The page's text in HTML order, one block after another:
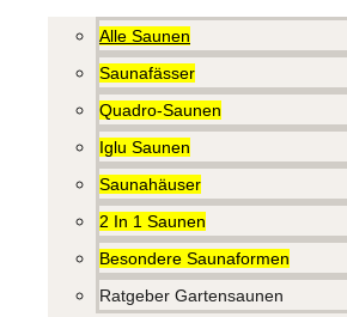
Alle Saunen
Saunafässer
Quadro-Saunen
Iglu Saunen
Saunahäuser
2 In 1 Saunen
Besondere Saunaformen
Ratgeber Gartensaunen